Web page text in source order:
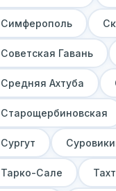
Симферополь
Советская Гавань
Средняя Ахтуба
Старощербиновская
Сургут
Тарко-Сале